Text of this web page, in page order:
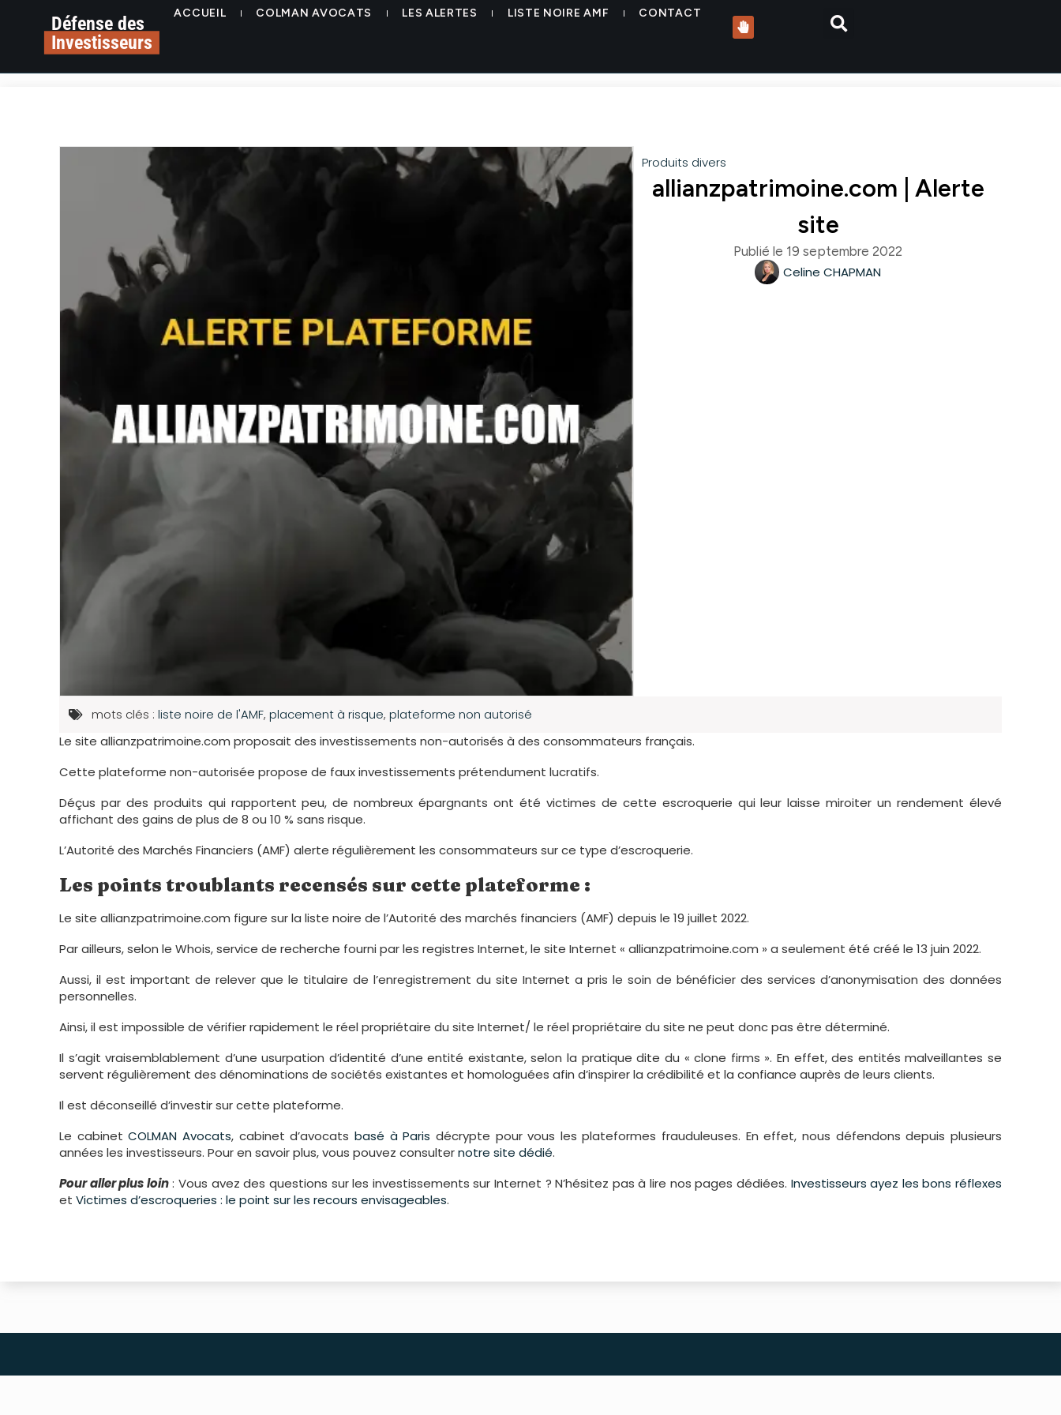
Défense des
Investisseurs
ACCUEIL COLMAN AVOCATS LES ALERTES LISTE NOIRE AMF CONTACT
Produits divers
allianzpatrimoine.com | Alerte
site
Publié le 19 septembre 2022
Celine CHAPMAN
mots clés : liste noire de l'AMF, placement à risque, plateforme non autorisé
Le site allianzpatrimoine.com proposait des investissements non-autorisés à des consommateurs français.
Cette plateforme non-autorisée propose de faux investissements prétendument lucratifs.
Déçus par des produits qui rapportent peu, de nombreux épargnants ont été victimes de cette escroquerie qui leur laisse miroiter un rendement élevé
affichant des gains de plus de 8 ou 10 % sans risque.
L’Autorité des Marchés Financiers (AMF) alerte régulièrement les consommateurs sur ce type d’escroquerie.
Les points troublants recensés sur cette plateforme :
Le site allianzpatrimoine.com figure sur la liste noire de l’Autorité des marchés financiers (AMF) depuis le 19 juillet 2022.
Par ailleurs, selon le Whois, service de recherche fourni par les registres Internet, le site Internet « allianzpatrimoine.com » a seulement été créé le 13 juin 2022.
Aussi, il est important de relever que le titulaire de l’enregistrement du site Internet a pris le soin de bénéficier des services d’anonymisation des données
personnelles.
Ainsi, il est impossible de vérifier rapidement le réel propriétaire du site Internet/ le réel propriétaire du site ne peut donc pas être déterminé.
Il s’agit vraisemblablement d’une usurpation d’identité d’une entité existante, selon la pratique dite du « clone firms ». En effet, des entités malveillantes se
servent régulièrement des dénominations de sociétés existantes et homologuées afin d’inspirer la crédibilité et la confiance auprès de leurs clients.
Il est déconseillé d’investir sur cette plateforme.
Le cabinetCOLMAN Avocats, cabinet d’avocats basé à Paris décrypte pour vous les plateformes frauduleuses. En effet, nous défendons depuis plusieurs
années les investisseurs. Pour en savoir plus, vous pouvez consulternotre site dédié.
Pour aller plus loin: Vous avez des questions sur les investissements sur Internet ? N’hésitez pas à lire nos pages dédiées. Investisseurs ayez les bons réflexes
et Victimes d’escroqueries : le point sur les recours envisageables.